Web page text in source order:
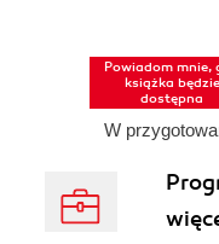
Powiadom mnie,
książka będzie
dostępna
W